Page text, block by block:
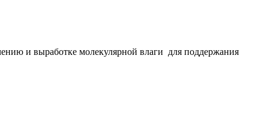
и выработке молекулярной влаги для поддержания